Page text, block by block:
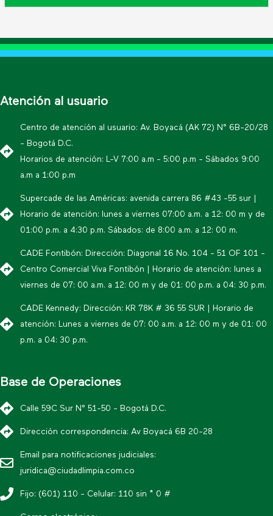
Atención al usuario
Centro de atención al usuario: Av. Boyacá (AK 72) N° 6B-20/28
- Bogotá D.C.
Horarios de atención: L-V 7:00 a.m - 5:00 p.m - Sábados 9:00
a.m a 1:00 p.m
Supercade de las Américas: avenida carrera 86 #43 -55 sur |
Horario de atención: lunes a viernes 07:00 a.m. a 12: 00 m y de
01:00 p.m. a 4:30 p.m. Sábados: de 8:00 a.m. a 12: 00 m.
CADE Fontibón: Dirección: Diagonal 16 No. 104 - 51 OF 101 -
Centro Comercial Viva Fontibón | Horario de atención: lunes a
viernes de 07: 00 a.m. a 12: 00 m y de 01: 00 p.m. a 04: 30 p.m.
CADE Kennedy: Dirección: KR 78K # 36 55 SUR | Horario de
atención: Lunes a viernes de 07: 00 a.m. a 12: 00 m y de 01: 00
p.m. a 04: 30 p.m.
Base de Operaciones
Calle 59C Sur N° 51-50 - Bogotá D.C.
Dirección correspondencia: Av Boyacá 6B 20-28
Email para notificaciones judiciales:
juridica@ciudadlimpia.com.co
Fijo: (601) 110 - Celular: 110 sin * 0 #